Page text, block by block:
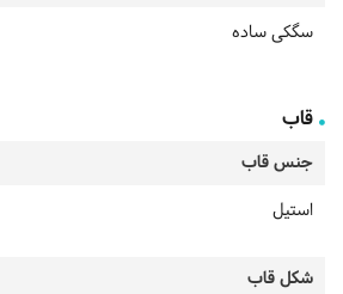
سگکی ساده
قاب
جنس قاب
استیل
شکل قاب